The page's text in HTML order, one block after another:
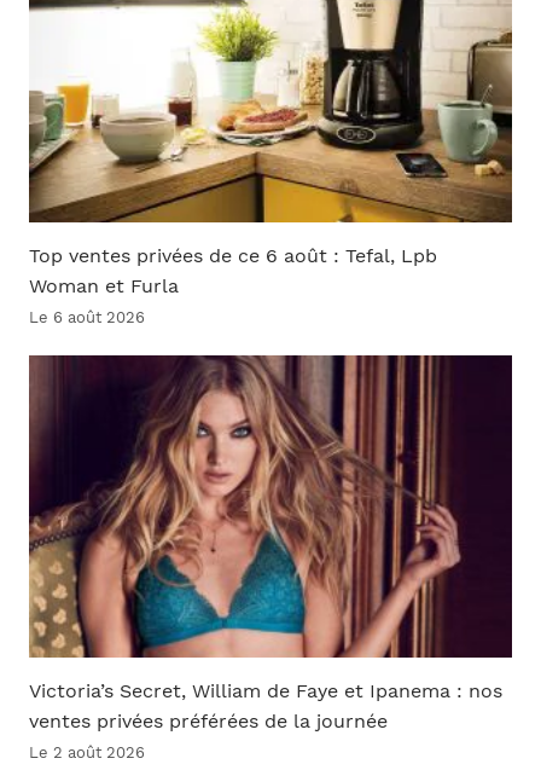
Top ventes privées de ce 6 août : Tefal, Lpb
Woman et Furla
Le 6 août 2026
Victoria’s Secret, William de Faye et Ipanema : nos
ventes privées préférées de la journée
Le 2 août 2026